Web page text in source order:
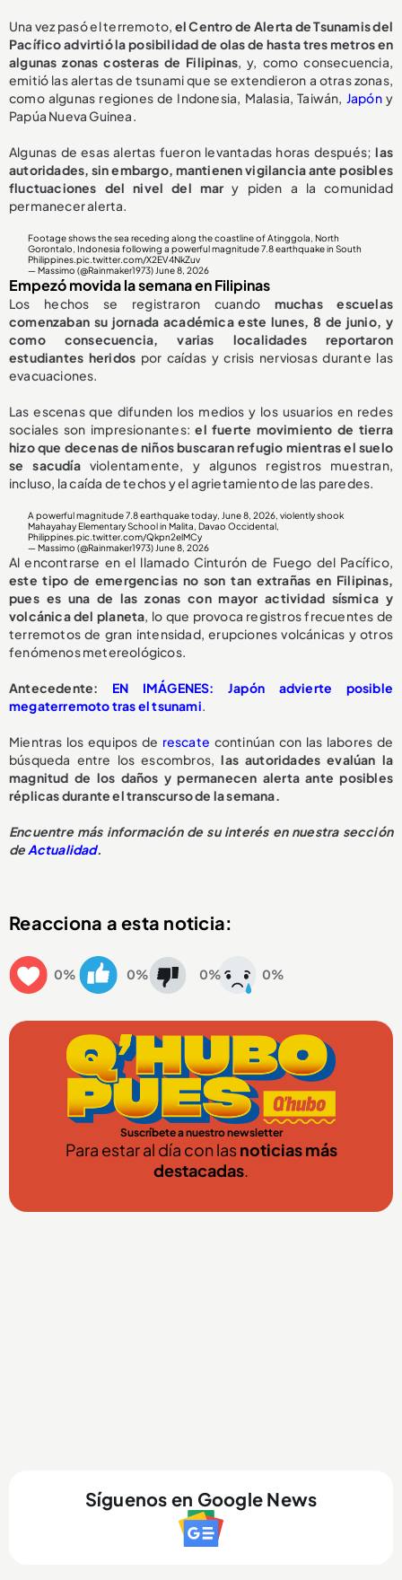
Una vez pasó el terremoto, el Centro de Alerta de Tsunamis del
Pacífico advirtió la posibilidad de olas de hasta tres metros en
algunas zonas costeras de Filipinas, y, como consecuencia,
emitió las alertas de tsunami que se extendieron a otras zonas,
como algunas regiones de Indonesia, Malasia, Taiwán, Japóny
Papúa Nueva Guinea.
Algunas de esas alertas fueron levantadas horas después;las
autoridades, sin embargo, mantienen vigilancia ante posibles
fluctuaciones del nivel del mar y piden a la comunidad
permanecer alerta.
Footage shows the sea receding along the coastline of Atinggola, North
Gorontalo, Indonesia following a powerful magnitude 7.8 earthquake in South
Philippines.pic.twitter.com/X2EV4NkZuv
— Massimo (@Rainmaker1973) June 8, 2026
Empezó movida la semana en Filipinas
Los hechos se registraron cuando muchas escuelas
comenzaban su jornada académica este lunes, 8 de junio, y
como consecuencia, varias localidades reportaron
estudiantes heridos por caídas y crisis nerviosas durante las
evacuaciones.
Las escenas que difunden los medios y los usuarios en redes
sociales son impresionantes:el fuerte movimiento de tierra
hizo que decenas de niños buscaran refugio mientras el suelo
se sacudíaviolentamente, y algunos registros muestran,
incluso, la caída de techos y el agrietamiento de las paredes.
A powerful magnitude 7.8 earthquake today, June 8, 2026, violently shook
Mahayahay Elementary School in Malita, Davao Occidental,
Philippines.pic.twitter.com/Qkpn2elMCy
— Massimo (@Rainmaker1973) June 8, 2026
Al encontrarse en el llamado Cinturón de Fuego del Pacífico,
este tipo de emergencias no son tan extrañas en Filipinas,
pues es una de las zonas con mayor actividad sísmica y
volcánica del planeta, lo que provoca registros frecuentes de
terremotos de gran intensidad, erupciones volcánicas y otros
fenómenos metereológicos.
Antecedente: EN IMÁGENES: Japón advierte posible
megaterremoto tras el tsunami.
Mientras los equipos de rescate continúan con las labores de
búsqueda entre los escombros, las autoridades evalúan la
magnitud de los daños y permanecen alerta ante posibles
réplicas durante el transcurso de la semana.
Encuentre más información de su interés en nuestra sección
deActualidad.
Reacciona a esta noticia:
0% 0% 0% 0%
Suscríbete a nuestro newsletter
Para estar al día con lasnoticias más
destacadas.
Síguenos en Google News